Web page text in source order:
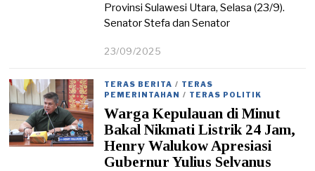
Provinsi Sulawesi Utara, Selasa (23/9).
Senator Stefa dan Senator
23/09/2025
0
9
/
2
0
2
5
TERAS BERITA / TERAS
PEMERINTAHAN / TERAS POLITIK
Warga Kepulauan di Minut
Bakal Nikmati Listrik 24 Jam,
Henry Walukow Apresiasi
Gubernur Yulius Selvanus